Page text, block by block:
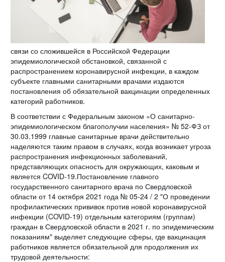
связи со сложившейся в Российской Федерации
эпидемиологической обстановкой, связанной с
распространением коронавирусной инфекции, в каждом
субъекте главными санитарными врачами издаются
постановления об обязательной вакцинации определенных
категорий работников.
В соответствии с Федеральным законом «О санитарно-
эпидемиологическом благополучии населения» № 52-ФЗ от
30.03.1999 главные санитарные врачи действительно
наделяются таким правом в случаях, когда возникает угроза
распространения инфекционных заболеваний,
представляющих опасность для окружающих, каковым и
является COVID-19.Постановление главного
государственного санитарного врача по Свердловской
области от 14 октября 2021 года № 05-24 / 2 "О проведении
профилактических прививок против новой коронавирусной
инфекции (COVID-19) отдельным категориям (группам)
граждан в Свердловской области в 2021 г. по эпидемическим
показаниям" выделяет следующие сферы, где вакцинация
работников является обязательной для продолжения их
трудовой деятельности: